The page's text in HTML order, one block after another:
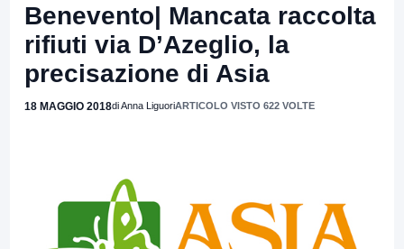
Benevento| Mancata raccolta
rifiuti via D’Azeglio, la
precisazione di Asia
18 MAGGIO 2018di Anna LiguoriARTICOLO VISTO 622 VOLTE